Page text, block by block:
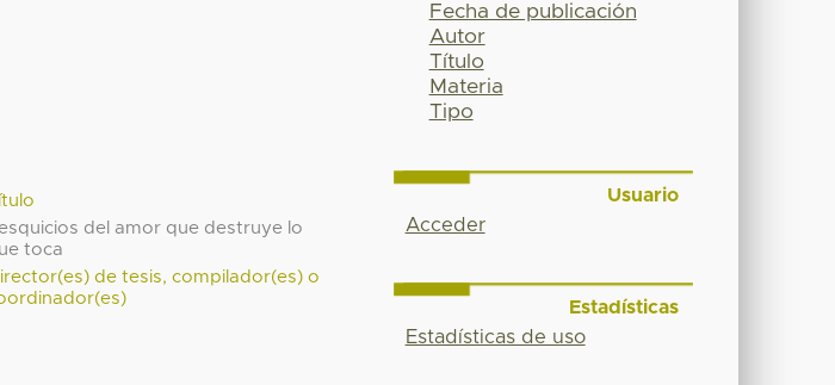
del amor que destruye lo
toca
de tesis, compilador(es) o
Fecha de publicación
Autor
Título
Materia
Tipo
Usuario
Acceder
Estadísticas
Estadísticas de uso